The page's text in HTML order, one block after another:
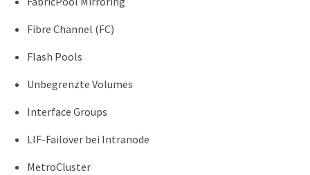
Fibre Channel (FC)
Flash Pools
Unbegrenzte Volumes
Interface Groups
LIF-Failover bei Intranode
MetroCluster